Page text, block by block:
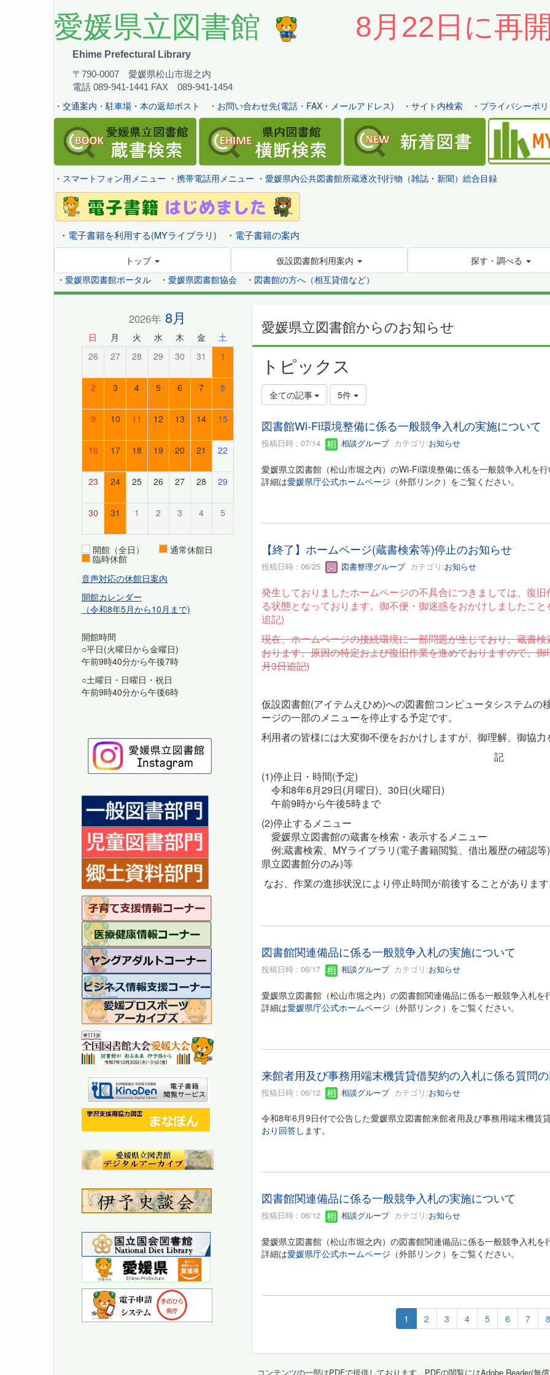
愛媛県立図書館 8月22日に再
Ehime Prefectural Library
〒790-0007 愛媛県松山市堀之内
電話 089-941-1441 FAX 089-941-1454
・ 交通案内・駐車場・本の返却ポスト ・ お問い合わせ先(電話・FAX・メールアドレス) ・ サイト内検索 ・ プライバシーポ
・ スマートフォン用メニュー ・ 携帯電話用メニュー ・ 愛媛県内公共図書館所蔵逐次刊行物（雑誌・新聞）総合目録
・ 電子書籍を利用する(MYライブラリ) ・ 電子書籍の案内
トップ 仮設図書館利用案内 探す・調べる
・ 愛媛県図書館ポータル ・ 愛媛県図書館協会 ・ 図書館の方へ（相互貸借など）
愛媛県立図書館からのお知らせ
トピックス
全ての記事 5件
図書館Wi-Fi環境整備に係る一般競争入札の実施について
投稿日時 : 07/14 相談グループカテゴリ:お知らせ
愛媛県立図書館（松山市堀之内）のWi-Fi環境整備に係る一般競争入札を行
詳細は愛媛県庁公式ホームページ （外部リンク）をご覧ください。
【終了】ホームページ(蔵書検索等)停止のお知らせ
投稿日時 : 06/25 図書整理グループカテゴリ:お知らせ
発生しておりましたホームページの不具合につきましては、復
る状態となっております。御不便・御迷惑をおかけしましたこ
追記)
現在、ホームページの接続環境に一部問題が生じており、蔵書
おります。原因の特定および復旧作業を進めておりますので、
月3日追記)
仮設図書館(アイテムえひめ)への図書館コンピュータシステムの
ージの一部のメニューを停止する予定です。
利用者の皆様には大変御不便をおかけしますが、御理解、御協力
記
(1)停止日・時間(予定)
令和8年6月29日(月曜日)、30日(火曜日)
午前9時から午後5時まで
(2)停止するメニュー
愛媛県立図書館の蔵書を検索・表示するメニュー
例;蔵書検索、MYライブラリ(電子書籍閲覧、借出履歴の確認
県立図書館分のみ)等
なお、作業の進捗状況により停止時間が前後することがあります
図書館関連備品に係る一般競争入札の実施について
投稿日時 : 06/17 相談グループカテゴリ:お知らせ
愛媛県立図書館（松山市堀之内）の図書館関連備品に係る一般競争入札を
詳細は愛媛県庁公式ホームページ （外部リンク）をご覧ください。
来館者用及び事務用端末機賃貸借契約の入札に係る質問
投稿日時 : 06/12 相談グループカテゴリ:お知らせ
令和8年6月9日付で公告した愛媛県立図書館来館者用及び事務用端末機賃
おり回答します。
図書館関連備品に係る一般競争入札の実施について
投稿日時 : 06/12 相談グループカテゴリ:お知らせ
愛媛県立図書館（松山市堀之内）の図書館関連備品に係る一般競争入札を
詳細は愛媛県庁公式ホームページ （外部リンク）をご覧ください。
1 2 3 4 5 6 7 8
コンテンツの一部はPDFで提供しております。PDFの閲覧にはAdobe Reader(無
2026年 8月
日 月 火 水 木 金 土
26 27 28 29 30 31 1
2 3 4 5 6 7 8
9 10 11 12 13 14 15
16 17 18 19 20 21 22
23 24 25 26 27 28 29
30 31 1 2 3 4 5
開館（全日） 通常休館日
臨時休館
音声対応の休館日案内
開館カレンダー
（令和8年5月から10月まで)
開館時間
○平日(火曜日から金曜日)
午前9時40分から午後7時
○土曜日・日曜日・祝日
午前9時40分から午後6時